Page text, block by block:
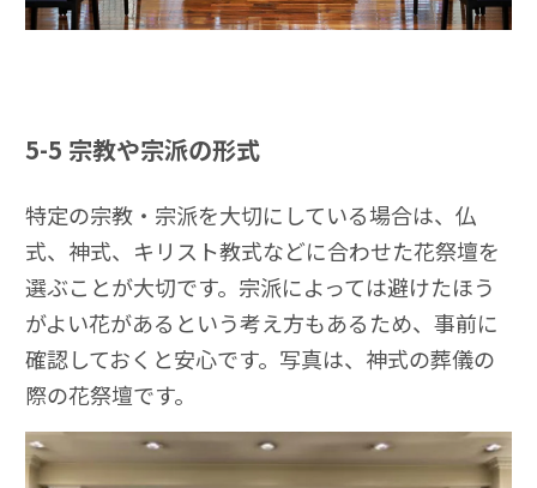
5-5 宗教や宗派の形式
特定の宗教・宗派を大切にしている場合は、仏
式、神式、キリスト教式などに合わせた花祭壇を
選ぶことが大切です。宗派によっては避けたほう
がよい花があるという考え方もあるため、事前に
確認しておくと安心です。写真は、神式の葬儀の
際の花祭壇です。